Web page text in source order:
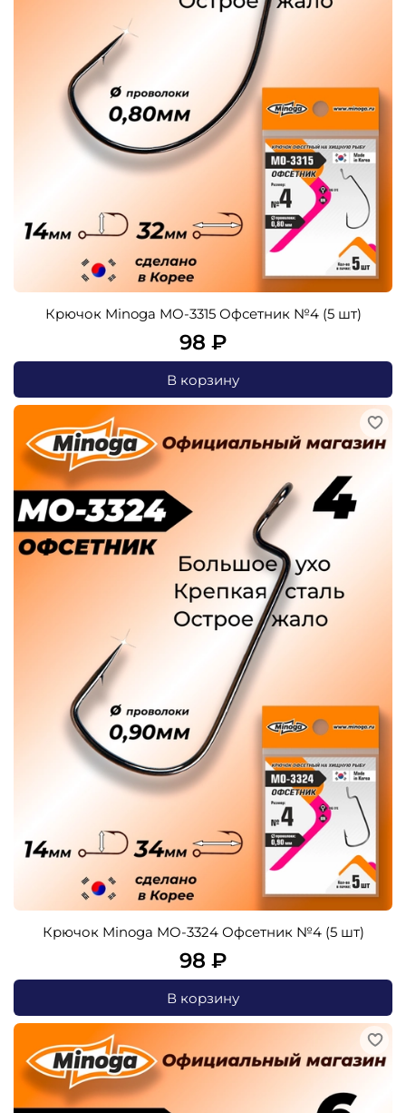
Крючок Minoga MO-3315 Офсетник №4 (5 шт)
98 ₽
В корзину
Крючок Minoga MO-3324 Офсетник №4 (5 шт)
98 ₽
В корзину